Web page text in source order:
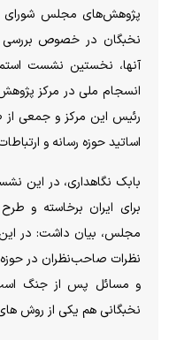
پژوهش‌های مجلس شورای
نخبگان در خصوص بررسی
آنها، نخستین نشست
انسجام ملی در مرکز
رئیس این مرکز و جمعی از
اساتید حوزه رسانه و
بابک نگاهداری، در این
برای ایران برخاسته و
مجلس، بیان داشت: در
نظرات صاحب‌نظران در
و مسائل پس از جنگ است
نخبگانی هم یکی از روش